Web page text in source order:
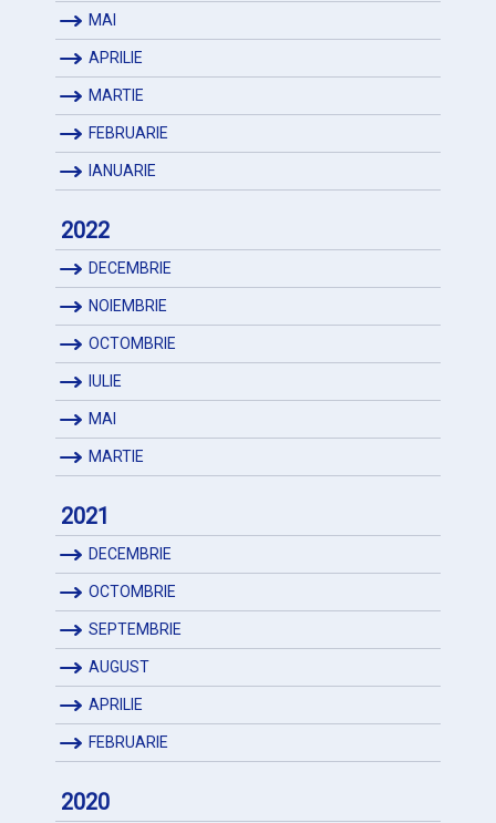
MAI
APRILIE
MARTIE
FEBRUARIE
IANUARIE
2022
DECEMBRIE
NOIEMBRIE
OCTOMBRIE
IULIE
MAI
MARTIE
2021
DECEMBRIE
OCTOMBRIE
SEPTEMBRIE
AUGUST
APRILIE
FEBRUARIE
2020